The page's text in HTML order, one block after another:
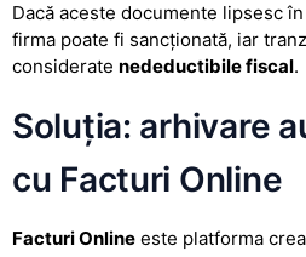
Dacă aceste documente lipsesc
firma poate fi sancționată, iar
considerate nedeductibile fiscal.
Soluția: arhivare
cu Facturi Online
Facturi Online este platforma